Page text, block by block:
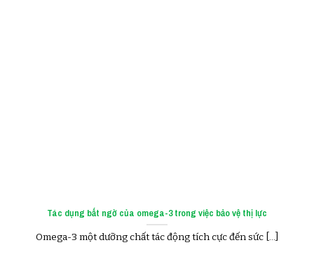
Tác dụng bất ngờ của omega-3 trong việc bảo vệ thị lực
Omega-3 một dưỡng chất tác động tích cực đến sức [...]